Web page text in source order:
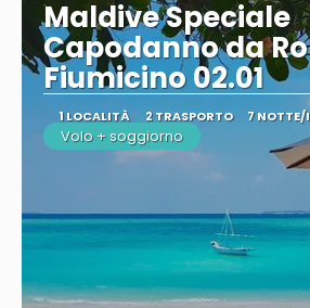
Maldive Speciale
Capodanno da
Fiumicino 02.01
1 LOCALITÀ 2 TRASPORTO 7 NOTTE/I
Volo + soggiorno